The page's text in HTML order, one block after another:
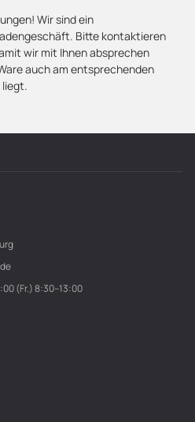
Wir sind ein
Bitte kontaktieren
wir mit Ihnen absprechen
auch am entsprechenden
(Fr.) 8:30–13:00